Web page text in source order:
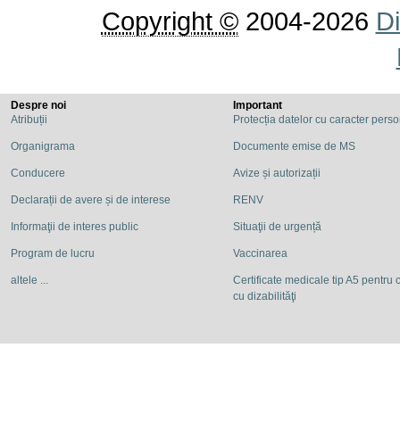
Copyright ©2004-2026
Despre noi
Atribuții
Organigrama
Conducere
Declarații de avere și de interese
Informaţii de interes public
Program de lucru
altele ...
Important
Protecția datelor cu caracter
Documente emise de MS
Avize și autorizații
RENV
Situaţii de urgență
Vaccinarea
Certificate medicale tip A5 pentru
cu dizabilităţi